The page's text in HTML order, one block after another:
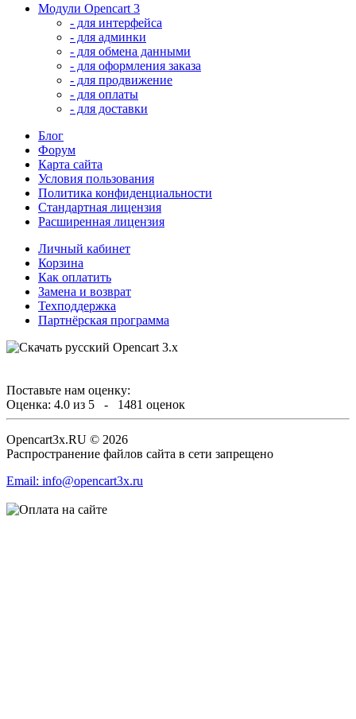
Модули Opencart 3
- для интерфейса
- для админки
- для обмена данными
- для оформления заказа
- для продвижение
- для оплаты
- для доставки
Блог
Форум
Карта сайта
Условия пользования
Политика конфиденциальности
Стандартная лицензия
Расширенная лицензия
Личный кабинет
Корзина
Как оплатить
Замена и возврат
Техподдержка
Партнёрская программа
Поставьте нам оценку:
Оценка: 4.0 из 5 - 1481 оценок
Opencart3x.RU © 2026
Распространение файлов сайта в сети запрещено
Email: info@opencart3x.ru